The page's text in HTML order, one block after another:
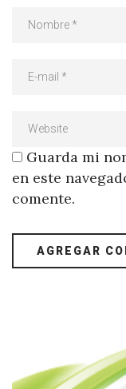
Guarda mi
en este
comente.